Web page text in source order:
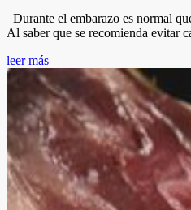
Durante el embarazo es normal
Al saber que se recomienda evitar
leer más